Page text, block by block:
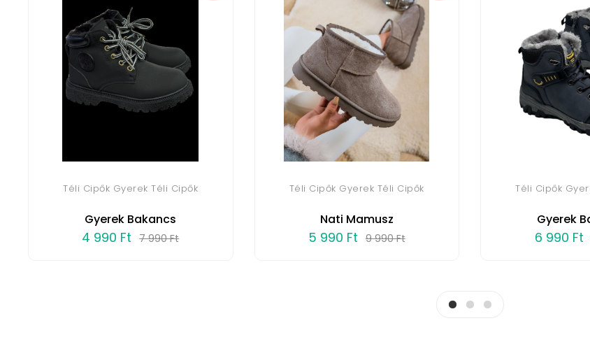
Téli Cipők Gyerek Téli Cipők
Gyerek Bakancs
4 990 Ft 7 990 Ft
Téli Cipők Gyerek Téli Cipők
Nati Mamusz
5 990 Ft 9 990 Ft
Téli Cipők
Gyerek
6 990 Ft